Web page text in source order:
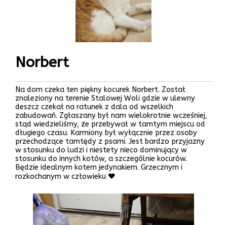
Norbert
Na dom czeka ten piękny kocurek Norbert. Został
znaleziony na terenie Stalowej Woli gdzie w ulewny
deszcz czekał na ratunek z dala od wszelkich
zabudowań. Zgłaszany był nam wielokrotnie wcześniej,
stąd wiedzieliśmy, że przebywał w tamtym miejscu od
długiego czasu. Karmiony był wyłącznie przez osoby
przechodzące tamtędy z psami. Jest bardzo przyjazny
w stosunku do ludzi i niestety nieco dominujący w
stosunku do innych kotów, a szczególnie kocurów.
Będzie idealnym kotem jedynakiem. Grzecznym i
rozkochanym w człowieku ❤️